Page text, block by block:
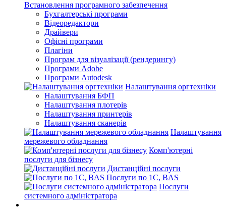
Встановлення програмного забезпечення
Бухгалтерські програми
Відеоредактори
Драйвери
Офісні програми
Плагіни
Програм для візуалізації (рендерингу)
Програми Adobe
Програми Autodesk
Налаштування оргтехніки
Налаштування БФП
Налаштування плотерів
Налаштування принтерів
Налаштування сканерів
Налаштування
мережевого обладнання
Комп'ютерні
послуги для бізнесу
Дистанційні послуги
Послуги по 1С, BAS
Послуги
системного адміністратора